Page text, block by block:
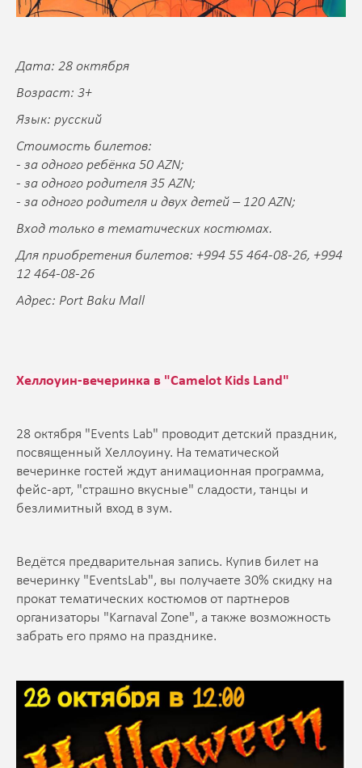
Дата: 28 октября
Возраст: 3+
Язык: русский
Стоимость билетов:
- за одного ребёнка 50 AZN;
- за одного родителя 35 AZN;
- за одного родителя и двух детей – 120 AZN;
Вход только в тематических костюмах.
Для приобретения билетов: +994 55 464-08-26, +994
12 464-08-26
Адрес: Port Baku Mall
Хеллоуин-вечеринка в "Camelot Kids Land"
28 октября "Events Lab" проводит детский праздник,
посвященный Хеллоуину. На тематической
вечеринке гостей ждут анимационная программа,
фейс-арт, "страшно вкусные" сладости, танцы и
безлимитный вход в зум.
Ведётся предварительная запись. Купив билет на
вечеринку "EventsLab", вы получаете 30% скидку на
прокат тематических костюмов от партнеров
организаторы "Karnaval Zone", а также возможность
забрать его прямо на празднике.